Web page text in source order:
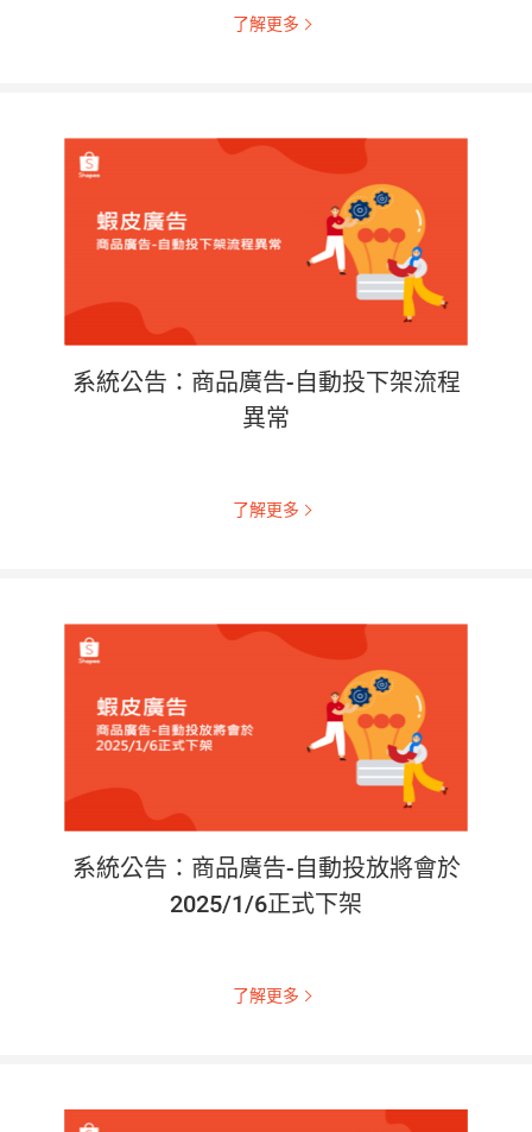
了解更多
系統公告：商品廣告-自動投下架流程
異常
了解更多
系統公告：商品廣告-自動投放將會於
2025/1/6正式下架
了解更多